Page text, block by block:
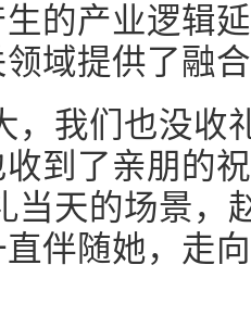
的产业逻辑
域提供了融
，我们也没收
到了亲朋的
当天的场景，
伴随她，走